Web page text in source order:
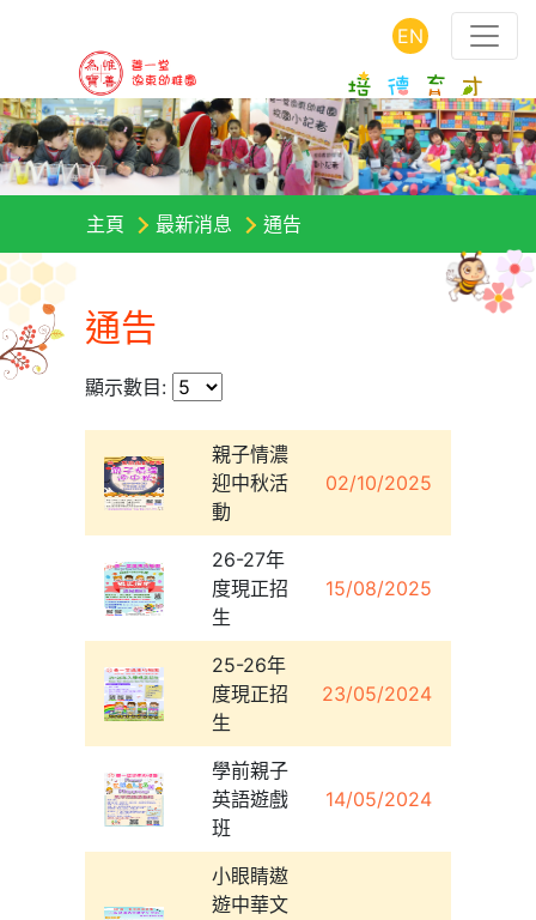
EN
主頁 最新消息 通告
通告
顯示數目:
親子情濃
迎中秋活
動
02/10/2025
26-27年
度現正招
生
15/08/2025
25-26年
度現正招
生
23/05/2024
學前親子
英語遊戲
班
14/05/2024
小眼睛遨
遊中華文